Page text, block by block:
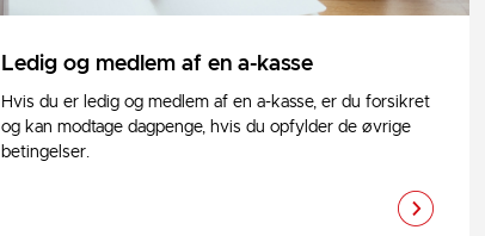
Ledig og medlem af en a-kasse
Hvis du er ledig og medlem af en a-kasse, er du forsikret
og kan modtage dagpenge, hvis du opfylder de øvrige
betingelser.